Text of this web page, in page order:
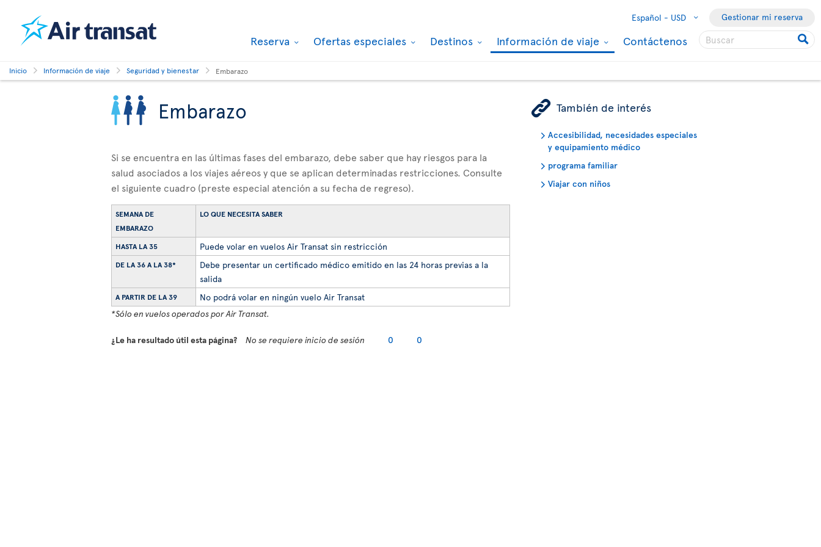
Español - USD Gestionar mi reserva
Reserva Ofertas especiales Destinos Información de viaje Contáctenos
Inicio Información de viaje Seguridad y bienestar Embarazo
Embarazo
Si se encuentra en las últimas fases del embarazo, debe saber que hay riesgos para la
salud asociados a los viajes aéreos y que se aplican determinadas restricciones. Consulte
el siguiente cuadro (preste especial atención a su fecha de regreso).
SEMANA DE
EMBARAZO
LO QUE NECESITA SABER
HASTA LA 35 Puede volar en vuelos Air Transat sin restricción
DE LA 36 A LA 38*
Debe presentar un certificado médico emitido en las 24 horas previas a la
salida
A PARTIR DE LA 39
No podrá volar en ningún vuelo Air Transat
*Sólo en vuelos operados por Air Transat.
ÿ También de interés
Accesibilidad, necesidades especiales
y equipamiento médico
programa familiar
Viajar con niños
¿Le ha resultado útil esta página? No se requiere inicio de sesión 0 0